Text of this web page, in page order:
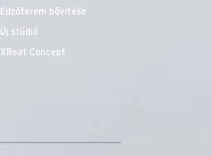
Edzőterem bővítése
Új stúdió
XBeat Concept